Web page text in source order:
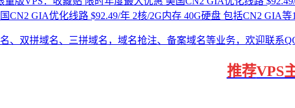
CN2 GIA优化线路 $92.49/年 2核/2G内存 40G硬盘 包括CN2 GIA等
推荐VPS